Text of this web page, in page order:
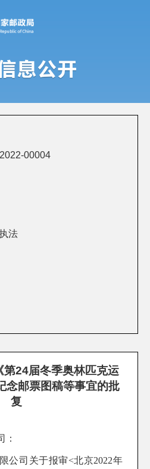
00004
法
第24届冬季奥林匹克运
念邮票图稿等事宜的批
复
：
公司 关于报审<北京2022年